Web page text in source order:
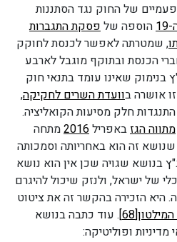
של החוק נגד הסתננות
הוספה שלפסקת התגברות
, שמטרתה לאפשר לכנסת לחוקק
61 חברי הכנסת ובתוקף מוגבל לארבע
בנימוק שאינו עומד בתנאי חוק
אושרה בוועדת השרים לחקיקה,
חלק מסיעות הקואליציה.
מתווה הגזבאפריל2016מתחה
זה הוא באחריותה וסמכותה
בנושא שגויה שכן אין הוא נושא
של ישראל, ולנזק שיכול להיגרם
היא הזכירה בהקשר זה את ציטוט
[68]
. עוד כתבה בנושא
ופוליטיקה: